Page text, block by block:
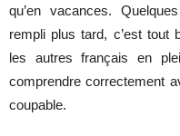
qu’en vacances.
rempli plus tard, c’est tout
les autres français en
comprendre correctement
coupable.